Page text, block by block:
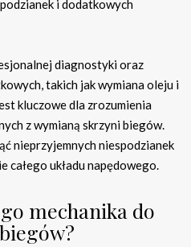
i dodatkowych
diagnostyki oraz
takich jak wymiana oleju i
kluczowe dla zrozumienia
z wymianą skrzyni biegów.
nieprzyjemnych niespodzianek
całego układu napędowego.
mechanika do